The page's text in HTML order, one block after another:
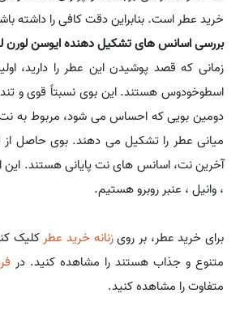
خرید عطر است. بنابراین دقت کافی را داشته
بررسی اسانس های تشکیل دهنده ایوسن لورن
زمانی که قصد پوشیدن این عطر را دارید،
اسطوخودوس هستند. این بوی نسبتاً قوی و
دومین بویی که احساس می شود، مربوط به
میانی عطر را تشکیل می دهند. بوی حاصل از
آخرین نت، اسانس های نت پایانی هستند. این
، وانیل ، عنبر روبرو هستیم.
برای خرید عطر، بر رویزنانه خرید عطر کلیک
متنوع و جذاب هستند را مشاهده کنید. در
متفاوت را مشاهده کنید.